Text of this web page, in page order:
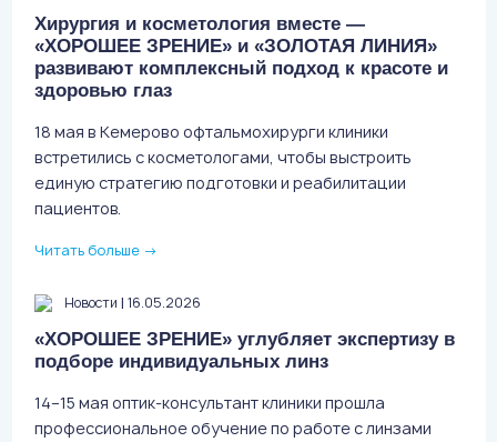
Хирургия и косметология вместе —
«ХОРОШЕЕ ЗРЕНИЕ» и «ЗОЛОТАЯ ЛИНИЯ»
развивают комплексный подход к красоте и
здоровью глаз
18 мая в Кемерово офтальмохирурги клиники
встретились с косметологами, чтобы выстроить
единую стратегию подготовки и реабилитации
пациентов.
Читать больше →
Новости | 16.05.2026
«ХОРОШЕЕ ЗРЕНИЕ» углубляет экспертизу в
подборе индивидуальных линз
14–15 мая оптик-консультант клиники прошла
профессиональное обучение по работе с линзами